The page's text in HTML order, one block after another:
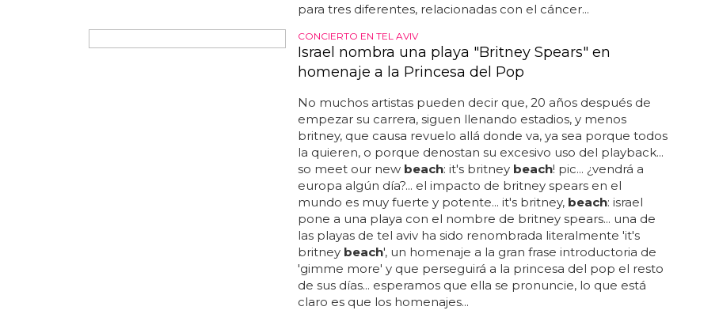
ÑAM
desnudos por una buena causa
'sons of thebeach2015', el calendario con desnudos por una
buena causa... y algo más, así que no te pierdas a los 'sons of
thebeach'... no son los 'dieux du stade', pero todos tienen lo
mismo entre las piernas... empiezan a prepararse los
calendarios de 2015 y uno de los más calentitos promete ser
el de 'sons of thebeach ', modelos atléticos y desnudos por
una buena causa... lo interesante y divertido de este caso es
que, acompañado del calendario vendrá un documental de
nada más y nada menos que una hora de duración en la que
veremos los entresijos de la sesión de fotos, todo por 40
libras... y los beneficios no serán por una buena causa, sino
para tres diferentes, relacionadas con el cáncer...
CONCIERTO EN TEL AVIV
Israel nombra una playa "Britney Spears" en